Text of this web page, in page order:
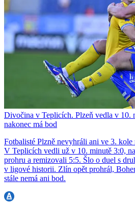
Divočina v Teplicích. Plzeň vedla v 10.
nakonec má bod
Fotbalisté Plzně nevyhráli ani ve 3.
V Teplicích vedli už v 10. minutě 3:0,
prohru a remizovali 5:5. Šlo o duel s
v ligové historii. Zlín opět prohrál,
stále nemá ani bod.